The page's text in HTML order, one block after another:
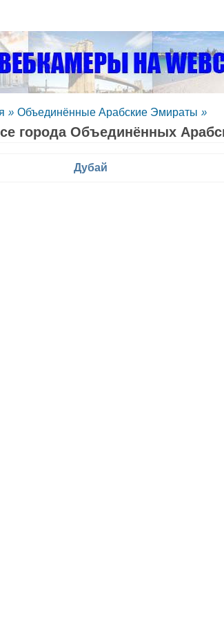
» Объединённые Арабские Эмираты »
города Объединённых
Дубай